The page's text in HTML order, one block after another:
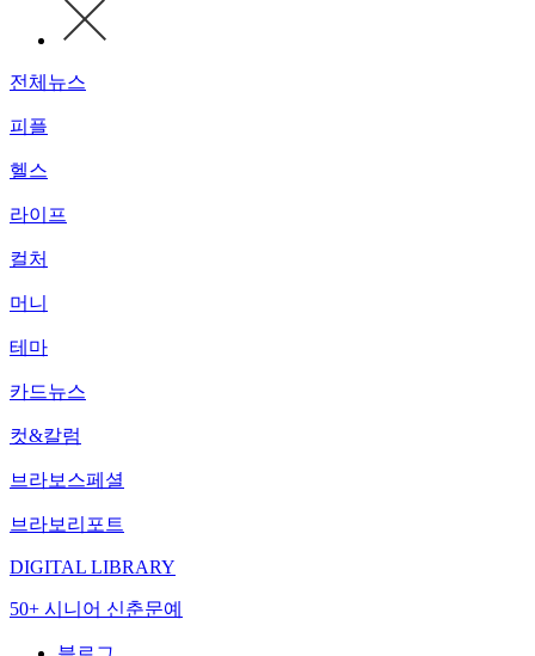
전체뉴스
피플
헬스
라이프
컬처
머니
테마
카드뉴스
컷&칼럼
브라보스페셜
브라보리포트
DIGITAL LIBRARY
50+ 시니어 신춘문예